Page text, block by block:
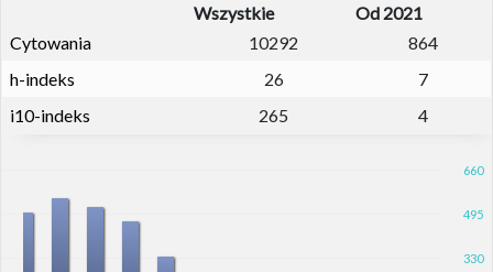
Wszystkie
Od 2021
Cytowania
10292
864
h-indeks
26
7
i10-indeks
265 4
660
330
495